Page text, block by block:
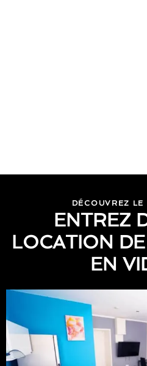
DÉCOUVREZ LE
ENTREZ
LOCATION
EN